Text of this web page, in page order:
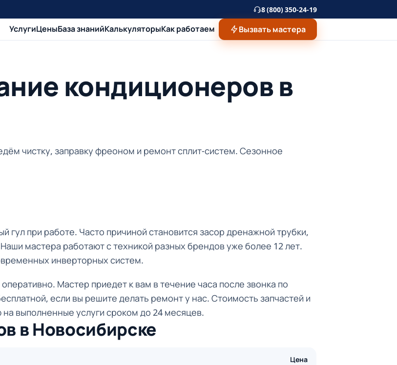
8 (800) 350-24-19
УслугиЦеныБаза знанийКалькуляторыКак работаем Вызвать мастера
кондиционеров в
чистку, заправку фреоном и ремонт сплит-систем. Сезонное
гул при работе. Часто причиной становится засор дренажной трубки,
мастера работают с техникой разных брендов уже более 12 лет.
инверторных систем.
Мастер приедет к вам в течение часа после звонка по
если вы решите делать ремонт у нас. Стоимость запчастей и
выполненные услуги сроком до 24 месяцев.
в Новосибирске
Цена